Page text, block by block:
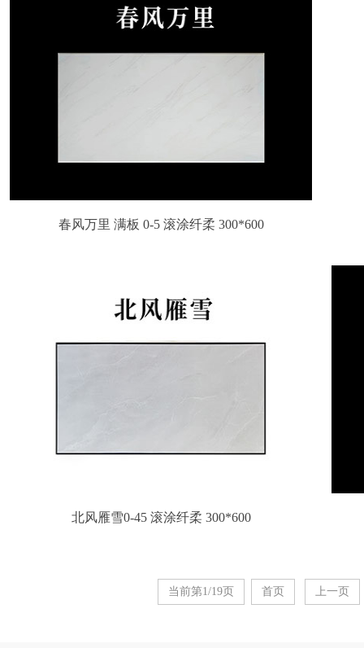
春风万里 满板 0-5 滚涂纤柔 300*600
北风雁雪0-45 滚涂纤柔 300*600
当前第1/19页 首页 上一页